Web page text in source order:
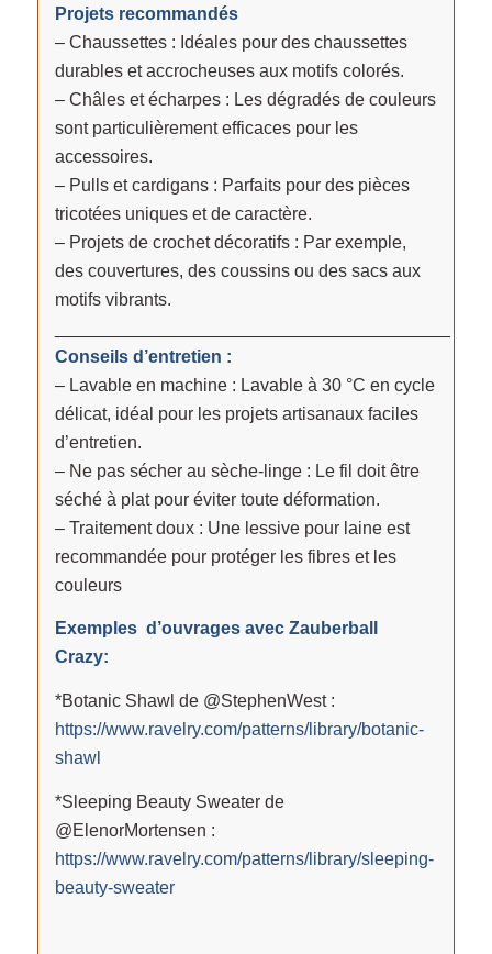
Projets recommandés
– Chaussettes : Idéales pour des chaussettes
durables et accrocheuses aux motifs colorés.
– Châles et écharpes : Les dégradés de couleurs
sont particulièrement efficaces pour les
accessoires.
– Pulls et cardigans : Parfaits pour des pièces
tricotées uniques et de caractère.
– Projets de crochet décoratifs : Par exemple,
des couvertures, des coussins ou des sacs aux
motifs vibrants.
Conseils d’entretien :
– Lavable en machine : Lavable à 30 °C en cycle
délicat, idéal pour les projets artisanaux faciles
d’entretien.
– Ne pas sécher au sèche-linge : Le fil doit être
séché à plat pour éviter toute déformation.
– Traitement doux : Une lessive pour laine est
recommandée pour protéger les fibres et les
couleurs
Exemples d’ouvrages avec Zauberball
Crazy:
*Botanic Shawl de @StephenWest :
https://www.ravelry.com/patterns/library/botanic-
shawl
*Sleeping Beauty Sweater de
@ElenorMortensen :
https://www.ravelry.com/patterns/library/sleeping-
beauty-sweater